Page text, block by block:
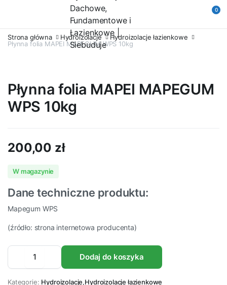
0
Strona główna Hydroizolacje
Hydroizolacje łazienkowe
Płynna folia MAPEI MAPEGUM WPS 10kg
Płynna folia MAPEI MAPEGUM
WPS 10kg
200,00 zł
W magazynie
Dane techniczne produktu:
Mapegum WPS
(źródło: strona internetowa producenta)
folia
MAPEI
MAPEGUM
Dodaj do koszyka
Kategorie: Hydroizolacje,Hydroizolacje łazienkowe